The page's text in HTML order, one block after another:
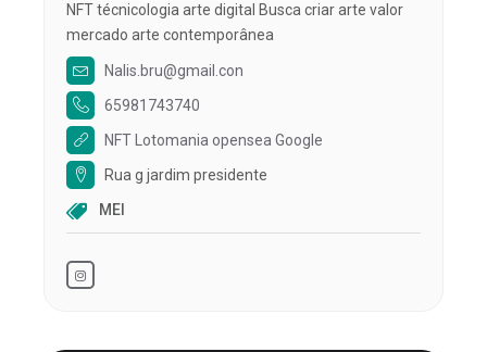
NFT técnicologia arte digital Busca criar arte valor
mercado arte contemporânea
Nalis.bru@gmail.con
65981743740
NFT Lotomania opensea Google
Rua g jardim presidente
MEI